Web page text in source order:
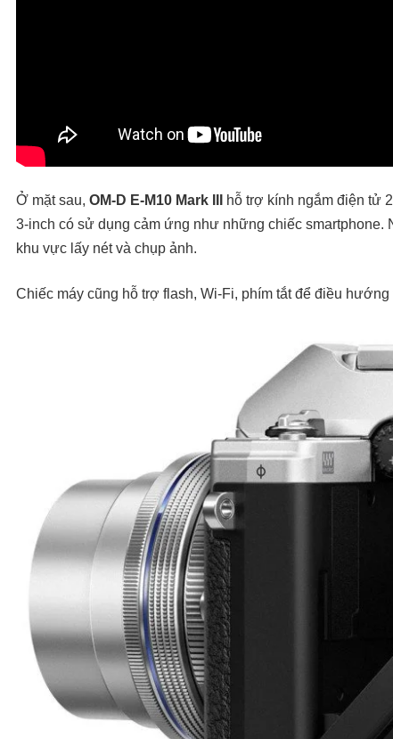
Ở mặt sau, OM-D E-M10 Mark III
hỗ trợ kính ngắm điện tử
3-inch có sử dụng cảm ứng như những chiếc smartphone.
khu vực lấy nét và chụp ảnh.
Chiếc máy cũng hỗ trợ flash, Wi-Fi, phím tắt để điều